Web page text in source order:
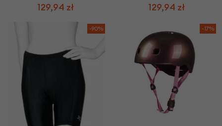
129,94 zł 129,94 zł
-90% -17%